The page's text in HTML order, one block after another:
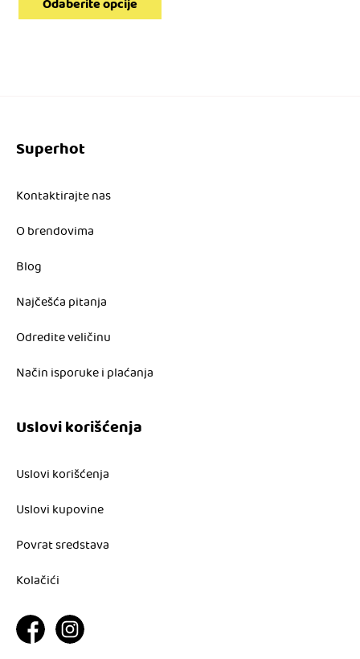
11.990,00 RSD.
je:
Odaberite opcije
Superhot
Kontaktirajte nas
O brendovima
Blog
Najčešća pitanja
Odredite veličinu
Način isporuke i plaćanja
Uslovi korišćenja
Uslovi korišćenja
Uslovi kupovine
Povrat sredstava
Kolačići